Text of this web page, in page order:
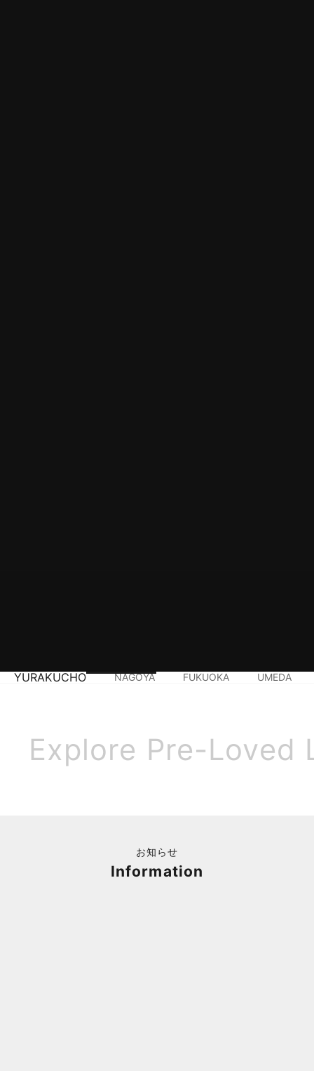
YURAKUCHO NAGOYA FUKUOKA UMEDA
Explore Pre-Loved
お知らせ
Information